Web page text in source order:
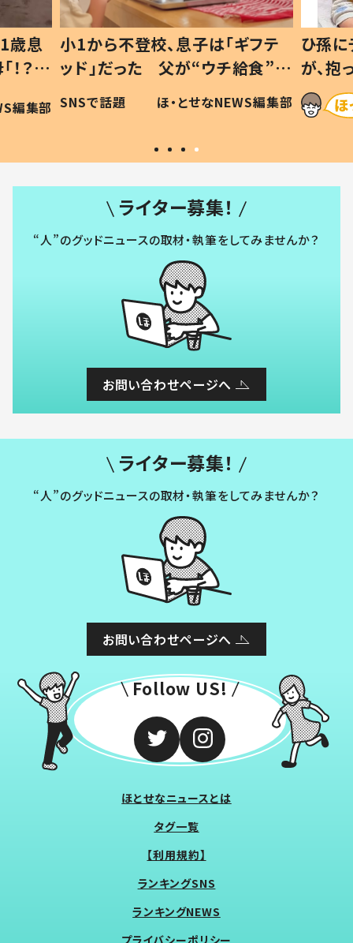
歳息
？」
編集部
小1から不登校、息子は「ギフテ
ッド」だった 父が“ウチ給食”を
作り続ける理由とは #令和の親
#令和の子
SNSで話題 ほ・とせなNEWS編集部
ひ孫
が、
「涙が
い」
ライター募集！
“人”のグッドニュースの取材・執筆をしてみませんか？
お問い合わせページへ
ライター募集！
“人”のグッドニュースの取材・執筆をしてみませんか？
お問い合わせページへ
Follow US!
ほとせなニュースとは
タグ一覧
【利用規約】
ランキングSNS
ランキングNEWS